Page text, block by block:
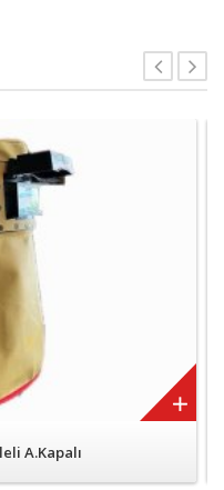
A.Kapalı